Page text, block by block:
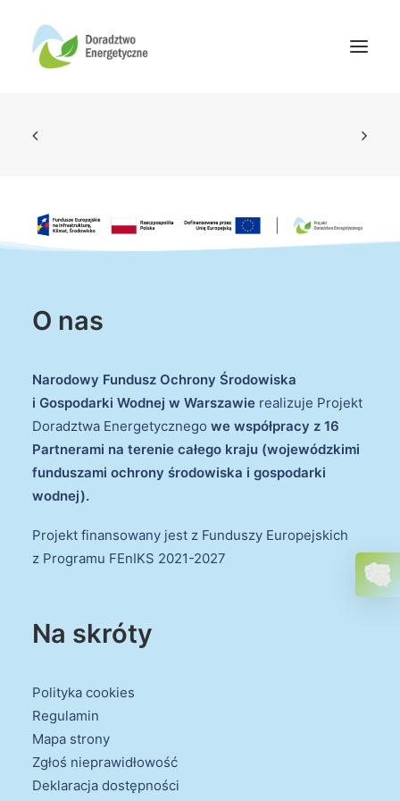
Oferta doradców
Oferta finansowania
Kontakt
Wyszukiwanie
O nas
Narodowy Fundusz Ochrony Środowiska
i Gospodarki Wodnej w Warszawie realizuje Projekt
Doradztwa Energetycznego we współpracy z 16
Partnerami na terenie całego kraju (wojewódzkimi
funduszami ochrony środowiska i gospodarki
wodnej).
Projekt finansowany jest z Funduszy Europejskich
z Programu FEnIKS 2021-2027
Na skróty
Polityka cookies
Regulamin
Mapa strony
Zgłoś nieprawidłowość
Deklaracja dostępności